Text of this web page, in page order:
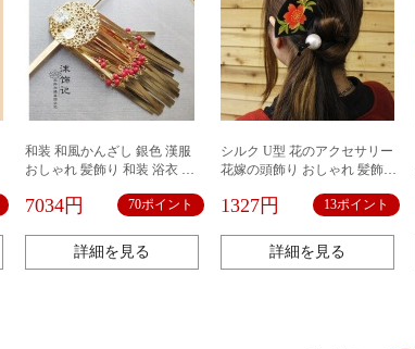
和装 和風かんざし 銀色 漢服
おしゃれ 髪飾り 和装 浴衣 着
かんざし 簪 まとめ髪 お土産
7034円 70ポイント
詳細を見る
シルク U型 花のアクセサリー
花嫁の頭飾り おしゃれ 髪飾り
ー デイリー かんざし 簪 まと
1327円 13ポイント
詳細を見る